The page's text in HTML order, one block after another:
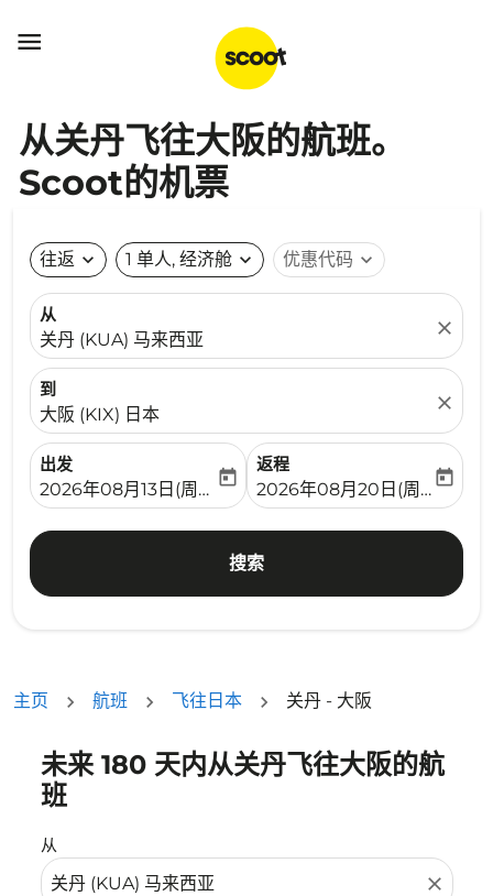

从关丹飞往大阪的航班。
Scoot的机票
往返 expand_more 1 单人, 经济舱 expand_more 优惠代码 expand_more
从
关丹 (KUA) 马来西亚
close
到
大阪 (KIX) 日本
close
出发
fc-booking-departure-date-aria-label
2026年08月13日(周四)
today
返程
fc-booking-return-date-
2026年08月20日(周四)
today
搜索
主页 航班 飞往日本 关丹 - 大阪
未来 180 天内从关丹飞往大阪的航
班
从
close
没有符合您的筛选条件的机票。请调整您的筛选条件。